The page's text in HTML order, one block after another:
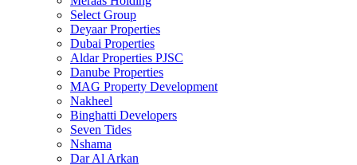
Select Group
Deyaar Properties
Dubai Properties
Aldar Properties PJSC
Danube Properties
MAG Property Development
Nakheel
Binghatti Developers
Seven Tides
Nshama
Dar Al Arkan